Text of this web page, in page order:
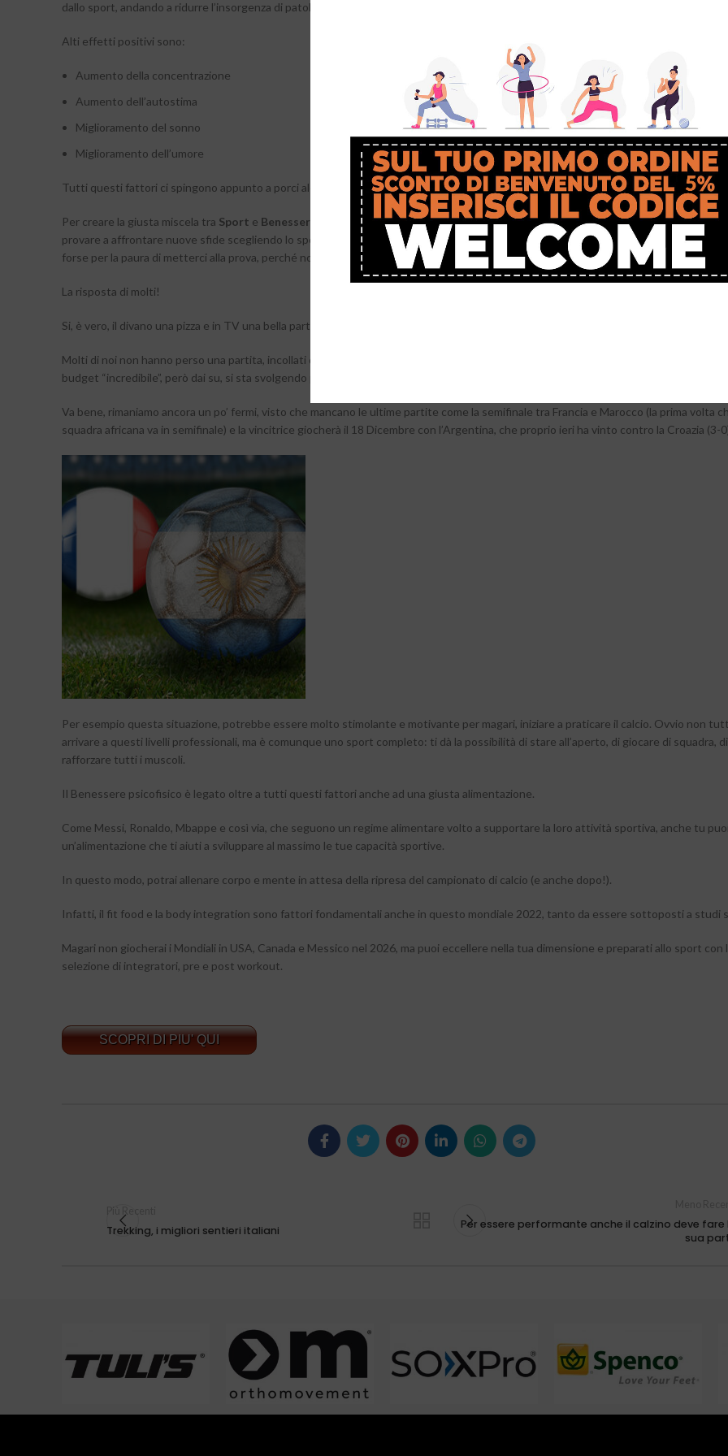
dallo sport, andando a ridurre l’insorgenza di patologie o disturbi psicologici come la depressione.
Alti effetti positivi sono:
Aumento della concentrazione
Aumento dell’autostima
Miglioramento del sonno
Miglioramento dell’umore
Tutti questi fattori ci spingono appunto a porci alcune domande, di cui sappiamo già la risposta: Iniziare a praticare sport!
Per creare la giusta miscela tra Sport e Benessere
la soluzione è semplice: ovvero scegliere lo sport che è più nelle nostre corde,
provare a affrontare nuove sfide scegliendo lo sport che abbiamo sempre sognato di fare ma che alla fine abbiamo sempre
forse per la paura di metterci alla prova, perché non vogliamo confrontarci o semplicemente perché non ci va di iniziare.
La risposta di molti!
Si, è vero, il divano una pizza e in TV una bella partita di pallone come i
Molti di noi non hanno perso una partita, incollati davanti alla TV a seguire questo primo Mondiale nella storia organizzato d’inverno,
budget “incredibile”, però dai su, si sta svolgendo pur sempre in uno dei paesi più ricchi al mondo.
Va bene, rimaniamo ancora un po’ fermi, visto che mancano le ultime partite come la semifinale tra Francia e Marocco (la prima volta
squadra africana va in semifinale) e la vincitrice giocherà il 18 Dicembre con l’Argentina, che proprio ieri ha vinto contro la Croazia (3-
Per esempio questa situazione, potrebbe essere molto stimolante e motivante per magari, iniziare a praticare il calcio. Ovvio non
arrivare a questi livelli professionali, ma è comunque uno sport completo: ti dà la possibilità di stare all’aperto, di giocare di squadra,
rafforzare tutti i muscoli.
Il Benessere psicofisico è legato oltre a tutti questi fattori anche ad una giusta alimentazione.
Come Messi, Ronaldo, Mbappe e così via, che seguono un regime alimentare volto a supportare la loro attività sportiva, anche tu
un’alimentazione che ti aiuti a sviluppare al massimo le tue capacità sportive.
In questo modo, potrai allenare corpo e mente in attesa della ripresa del campionato di calcio (e anche dopo!).
Infatti, il fit food e la body integration sono fattori fondamentali anche in questo mondiale 2022, tanto da essere sottoposti a studi
Magari non giocherai i Mondiali in USA, Canada e Messico nel 2026, ma puoi eccellere nella tua dimensione e preparati allo sport con
selezione di integratori, pre e post workout.
Più Recenti
Trekking, i migliori sentieri italiani
Per essere performante anche il calzino deve fare
sua